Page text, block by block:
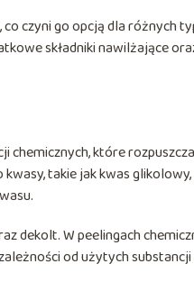
czyni go opcją dla różnych
składniki nawilżające
chemicznych, które
takie jak kwas glikolowy,
dekolt. W peelingach
od użytych substancji